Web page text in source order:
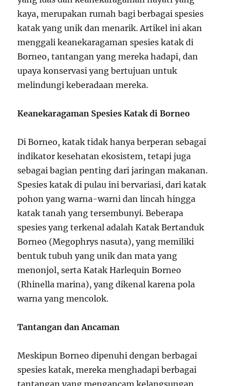
kaya, merupakan rumah bagi berbagai spesies
katak yang unik dan menarik. Artikel ini akan
menggali keanekaragaman spesies katak di
Borneo, tantangan yang mereka hadapi, dan
upaya konservasi yang bertujuan untuk
melindungi keberadaan mereka.
Keanekaragaman Spesies Katak di Borneo
Di Borneo, katak tidak hanya berperan sebagai
indikator kesehatan ekosistem, tetapi juga
sebagai bagian penting dari jaringan makanan.
Spesies katak di pulau ini bervariasi, dari katak
pohon yang warna-warni dan lincah hingga
katak tanah yang tersembunyi. Beberapa
spesies yang terkenal adalah Katak Bertanduk
Borneo (Megophrys nasuta), yang memiliki
bentuk tubuh yang unik dan mata yang
menonjol, serta Katak Harlequin Borneo
(Rhinella marina), yang dikenal karena pola
warna yang mencolok.
Tantangan dan Ancaman
Meskipun Borneo dipenuhi dengan berbagai
spesies katak, mereka menghadapi berbagai
tantangan yang mengancam kelangsungan